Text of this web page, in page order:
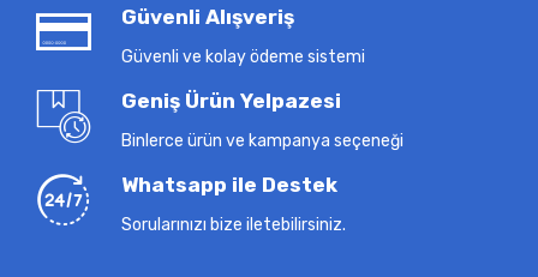
Güvenli Alışveriş
Güvenli ve kolay ödeme sistemi
Geniş Ürün Yelpazesi
Binlerce ürün ve kampanya seçeneği
Whatsapp ile Destek
Sorularınızı bize iletebilirsiniz.